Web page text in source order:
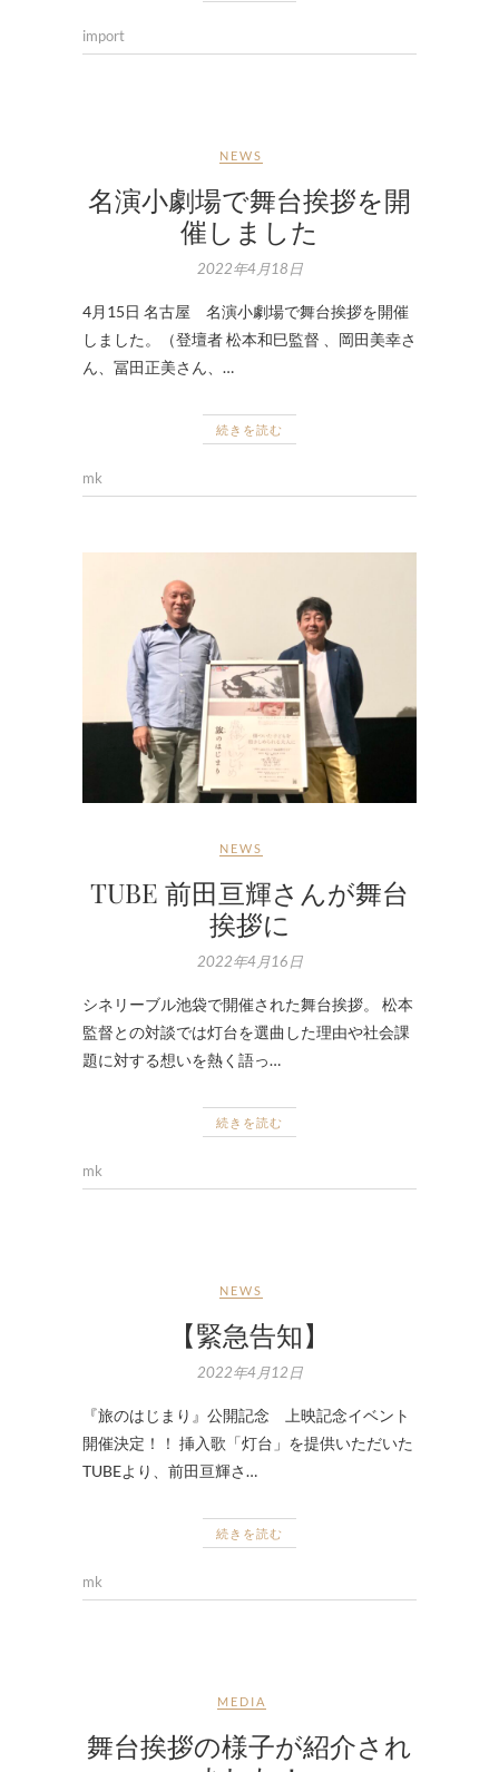
import
NEWS
名演小劇場で舞台挨拶を開
催しました
2022年4月18日
4月15日 名古屋 名演小劇場で舞台挨拶を開催
しました。（登壇者 松本和巳監督 、岡田美幸さ
ん、冨田正美さん、…
続きを読む
mk
NEWS
TUBE 前田亘輝さんが舞台
挨拶に
2022年4月16日
シネリーブル池袋で開催された舞台挨拶。 松本
監督との対談では灯台を選曲した理由や社会課
題に対する想いを熱く語っ…
続きを読む
mk
NEWS
【緊急告知】
2022年4月12日
『旅のはじまり』公開記念 上映記念イベント
開催決定！！ 挿入歌「灯台」を提供いただいた
TUBEより、前田亘輝さ…
続きを読む
mk
MEDIA
舞台挨拶の様子が紹介され